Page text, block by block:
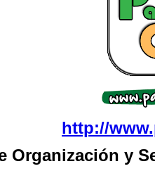
http://
Organización y